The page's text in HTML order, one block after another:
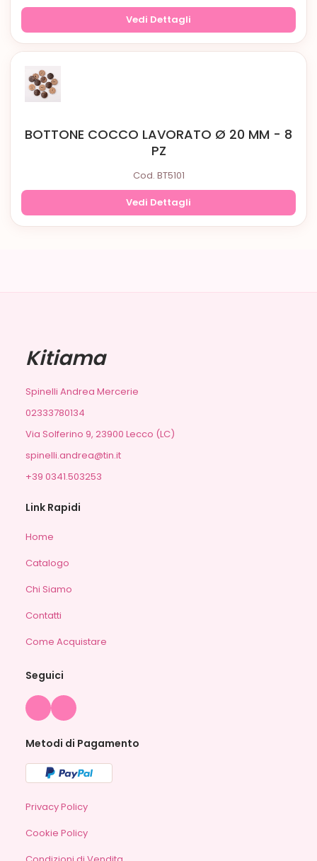
Vedi Dettagli
BOTTONE COCCO LAVORATO Ø 20 MM - 8
PZ
Cod. BT5101
Vedi Dettagli
Kitiama
Spinelli Andrea Mercerie
02333780134
Via Solferino 9, 23900 Lecco (LC)
spinelli.andrea@tin.it
+39 0341.503253
Link Rapidi
Home
Catalogo
Chi Siamo
Contatti
Come Acquistare
Seguici
Metodi di Pagamento
Privacy Policy
Cookie Policy